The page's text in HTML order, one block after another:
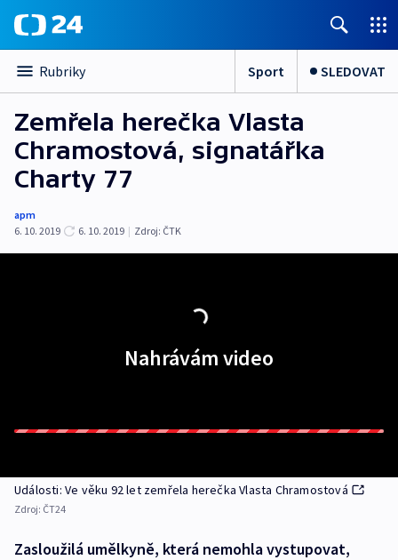
Rubriky Sport SLEDOVAT
Zemřela herečka Vlasta
Chramostová, signatářka
Charty 77
apm
6. 10. 2019
6. 10. 2019 | Zdroj: ČTK
Nahrávám video
Události: Ve věku 92 let zemřela herečka Vlasta Chramostová
Zdroj: ČT24
Zasloužilá umělkyně, která nemohla vystupovat,